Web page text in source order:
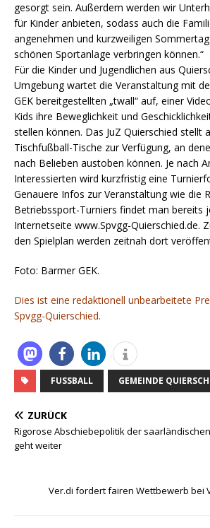
gesorgt sein. Außerdem werden wir
für Kinder anbieten, sodass auch die
angenehmen und kurzweiligen
schönen Sportanlage verbringen können.“
Für die Kinder und Jugendlichen aus
Umgebung wartet die Veranstaltung mit
GEK bereitgestellten „twall“ auf, einer
Kids ihre Beweglichkeit und
stellen können. Das JuZ Quierschied stellt
Tischfußball-Tische zur Verfügung, an
nach Belieben austoben können. Je nach
Interessierten wird kurzfristig eine
Genauere Infos zur Veranstaltung wie die
Betriebssport-Turniers findet man bereits
Internetseite www.Spvgg-Quierschied.de.
den Spielplan werden zeitnah dort
Foto: Barmer GEK.
Dies ist eine redaktionell unbearbeitete
Spvgg-Quierschied.
FUSSBALL GEMEINDE
ZURÜCK
Rigorose Abschiebepolitik der
geht weiter
Ver.di fordert fairen Wettbewerb bei